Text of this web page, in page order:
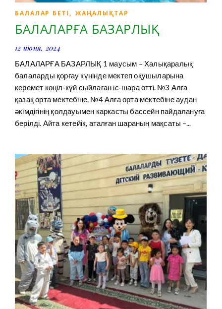
БАЛАЛАР БЕТІ, ЖАҢАЛЫҚТАР
БАЛАЛАРҒА БАЗАРЛЫҚ
12 июня, 2024
БАЛАЛАРҒА БАЗАРЛЫҚ 1 маусым – Халықаралық
балаларды қорғау күнінде мектеп оқушыларына
керемет көңіл-күй сыйлаған іс-шара өтті. №3 Алға
қазақ орта мектебіне, №4 Алға орта мектебіне аудан
әкімдігінің қолдауымен каркасты бассейн пайдалануға
берілді. Айта кетейік, аталған шараның мақсаты –...